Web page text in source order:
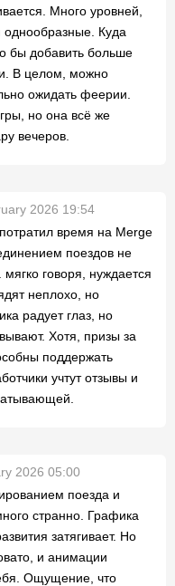
Много уровней,
однообразные. Куда
бы добавить больше
В целом, можно
ожидать феерии.
но она всё же
вечеров.
2026 19:54
время на Merge
поездов не
говоря, нуждается
неплохо, но
радует глаз, но
Хотя, призы за
поддержать
учтут отзывы и
2026 05:00
поезда и
странно. Графика
затягивает. Но
и анимации
Ощущение, что